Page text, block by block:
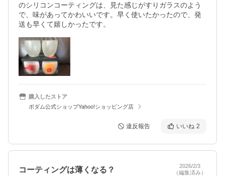
のシリコンコーティングは、見た感じがすりガラスのよう
で、味があってかわいいです。早く使いたかったので、発
送も早くて嬉しかったです。
購入したストア
ボダム公式ショップYahoo!ショッピング店
違反報告 いいね 2
コーティングは薄くなる？
2026/2/3
（編集済み）